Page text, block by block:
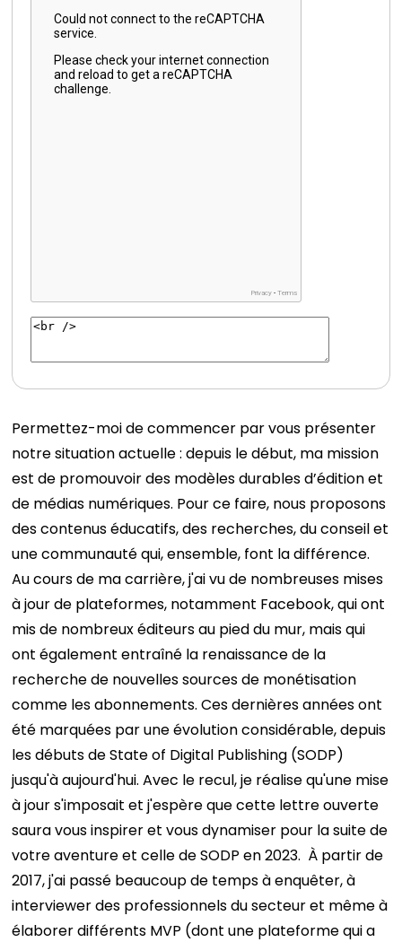
Permettez-moi de commencer par vous présenter
notre situation actuelle : depuis le début, ma mission
est de promouvoir des modèles durables d’édition et
de médias numériques. Pour ce faire, nous proposons
des contenus éducatifs, des recherches, du conseil et
une communauté qui, ensemble, font la différence.
Au cours de ma carrière, j'ai vu de nombreuses mises
à jour de plateformes, notamment Facebook, qui ont
mis de nombreux éditeurs au pied du mur, mais qui
ont également entraîné la renaissance de la
recherche de nouvelles sources de monétisation
comme les abonnements. Ces dernières années ont
été marquées par une évolution considérable, depuis
les débuts de State of Digital Publishing (SODP)
jusqu'à aujourd'hui. Avec le recul, je réalise qu'une mise
à jour s'imposait et j'espère que cette lettre ouverte
saura vous inspirer et vous dynamiser pour la suite de
votre aventure et celle de SODP en 2023. À partir de
2017, j'ai passé beaucoup de temps à enquêter, à
interviewer des professionnels du secteur et même à
élaborer différents MVP (dont une plateforme qui a